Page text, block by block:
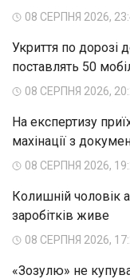
08 СЕРПНЯ 2026,
Укриття по дорозі
поставлять 50
08 СЕРПНЯ 2026,
На експертизу
махінації з
08 СЕРПНЯ 2026,
Колишній чоловік
заробітків живе
08 СЕРПНЯ 2026,
«Зозулю» не